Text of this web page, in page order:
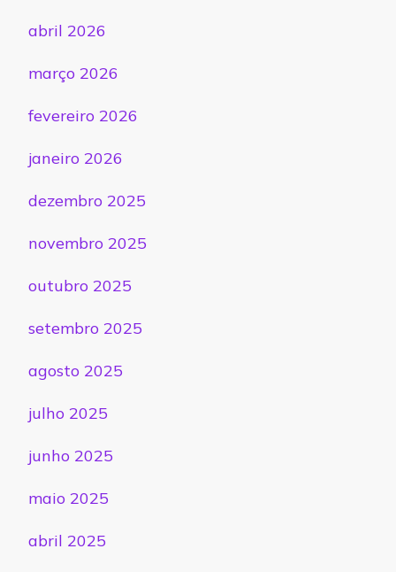
abril 2026
março 2026
fevereiro 2026
janeiro 2026
dezembro 2025
novembro 2025
outubro 2025
setembro 2025
agosto 2025
julho 2025
junho 2025
maio 2025
abril 2025